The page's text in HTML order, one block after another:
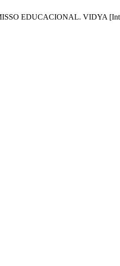
EDUCACIONAL. VIDYA